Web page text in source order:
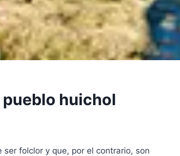
huichol
folclor y que, por el contrario, son